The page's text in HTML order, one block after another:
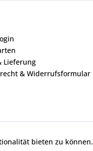
Lieferung
& Widerrufsformular
bieten zu können.